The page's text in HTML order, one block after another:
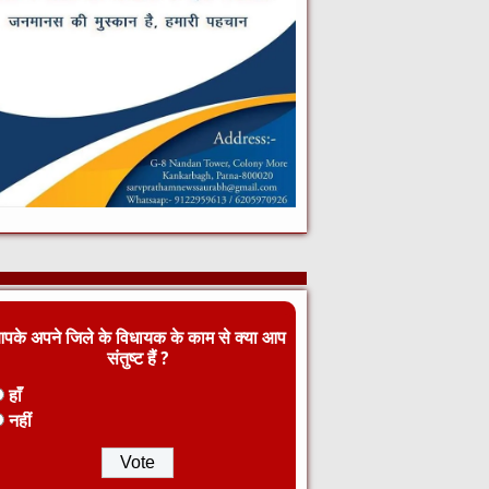
अपने जिले के विधायक के काम से क्या आप
संतुष्ट हैं ?
हाँ
नहीं